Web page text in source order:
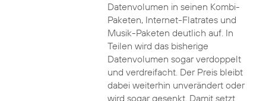
Datenvolumen in seinen Kombi-
Paketen, Internet-Flatrates und
Musik-Paketen deutlich auf. In
Teilen wird das bisherige
Datenvolumen sogar verdoppelt
und verdreifacht. Der Preis bleibt
dabei weiterhin unverändert oder
wird sogar gesenkt. Damit setzt